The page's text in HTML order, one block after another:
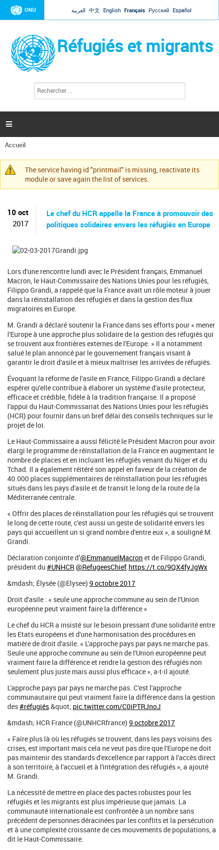
Jump to navigation
ONU العربية 中文 English Français Русский Español
Réfugiés et migrants
l
c
h

Vous
êtes
ici
Accueil
Message
d'avertissement
The service having id "printmail" is missing, reactivate its
module or save again the list of services.
10 oct
2017
Le chef du HCR appelle la France à promouvoir des
politiques solidaires envers les réfugiés en Europe
Lors d'une rencontre lundi avec le Président français, Emmanuel
Macron, le Haut-Commissaire des Nations Unies pour les réfugiés,
Filippo Grandi, a rappelé que la France avait un rôle moteur à jouer
dans la réinstallation des réfugiés et dans la gestion des flux
migratoires en Europe.
M. Grandi a déclaré soutenir la France dans ses efforts pour « mener
l'Europe à une approche plus solidaire de la gestion des réfugiés qui
se trouvent aux frontières externes de l'Europe. » Il a notamment
salué le plan annoncé par le gouvernement français visant à
garantir le droit d'asile et à mieux maîtriser les arrivées de réfugiés.
Évoquant la réforme de l'asile en France, Filippo Grandi a déclaré
espérer qu'elle contribue à élaborer un système d'asile protecteur,
efficace et crédible, fidèle à la tradition française. Il a proposé
l'appui du Haut-Commissariat des Nations Unies pour les réfugiés
(HCR) pour fournir dans un bref délai des conseils techniques sur le
projet de loi.
Le Haut-Commissaire a aussi félicité le Président Macron pour avoir
élargi le programme de réinstallation de la France en augmentant le
nombre de places et en incluant les réfugiés venant du Niger et du
Tchad. Il a également réitéré son appel en faveur de la création de
40.000 places supplémentaires de réinstallation pour les réfugiés
situés dans les pays d'asile et de transit le long de la route de la
Méditerranée centrale.
« Offrir des places de réinstallation pour les réfugiés qui se trouvent
le long de cette route, c'est aussi un geste de solidarité envers les
pays qui accueillent un si grand nombre d'entre eux », a souligné M.
Grandi.
Déclaration conjointe d’@EmmanuelMacron et de Filippo Grandi,
président du #UNHCR@RefugeesChief.https://t.co/9QX4fyJgWx
&mdash; Élysée (@Elysee) 9 octobre 2017
Droit d'asile : « seule une approche commune au sein de l'Union
européenne peut vraiment faire la différence »
Le chef du HCR a insisté sur le besoin pressant d'une solidarité entre
les Etats européens et d'une harmonisation des procédures en
matière de droit d'asile. « L'approche pays par pays ne marche pas.
Seule une approche commune au sein de l'Union européenne peut
vraiment faire la différence et rendre la gestion des réfugiés non
seulement plus juste mais aussi plus efficace », a-t-il ajouté.
L'approche pays par pays ne marche pas. C'est l'approche
communautaire qui peut vraiment faire la différence dans la gestion
des#réfugiés.&quot; pic.twitter.com/C0iPTRJnoJ
&mdash; HCR France (@UNHCRfrance) 9 octobre 2017
« Faire plus là où les réfugiés se trouvent, dans les pays voisins des
crises, est important mais cela ne veut pas dire que l'Europe ne doit
pas maintenir des standards d'excellence par rapport à l'accès direct
à son territoire, à l'accueil et à l'intégration des réfugiés », a ajouté
M. Grandi.
La nécessité de mettre en place des pactes robustes pour les
réfugiés et les migrants est plus impérieuse que jamais. La
communauté internationale est confrontée à un nombre sans
précédent de personnes déracinées par les conflits et la persécution
et à une complexité croissante de ces mouvements de populations, a
dit le Haut-Commissaire.